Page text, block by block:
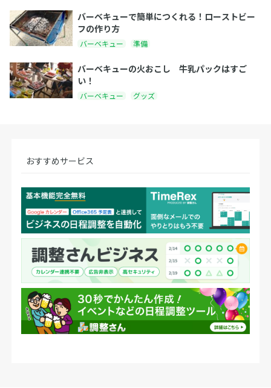
バーベキューで簡単につくれる！ローストビー
フの作り方
バーベキュー 準備
バーベキューの火おこし 牛乳パックはすご
い！
バーベキュー グッズ
おすすめサービス